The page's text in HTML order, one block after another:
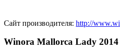
Сайт производителя: http://
Winora Mallorca Lady 2014